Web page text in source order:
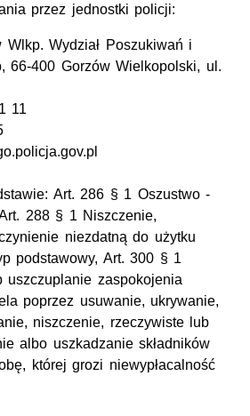
przez jednostki policji:
Wlkp. Wydział Poszukiwań i
66-400 Gorzów Wielkopolski, ul.
11
Art. 286 § 1 Oszustwo -
288 § 1 Niszczenie,
niezdatną do użytku
podstawowy, Art. 300 § 1
uszczuplanie zaspokojenia
poprzez usuwanie, ukrywanie,
niszczenie, rzeczywiste lub
albo uszkadzanie składników
której grozi niewypłacalność